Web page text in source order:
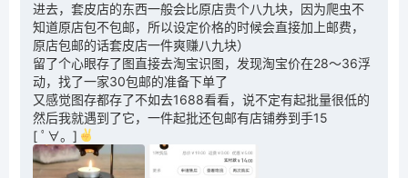
进去，套皮店的东西一般会比原店贵个八九块，因为爬虫不
知道原店包不包邮，所以设定价格的时候会直接加上邮费，
原店包邮的话套皮店一件爽赚八九块）
留了个心眼存了图直接去淘宝识图，发现淘宝价在28～36浮
动，找了一家30包邮的准备下单了
又感觉图存都存了不如去1688看看，说不定有起批量很低的
然后我就遇到了它，一件起批还包邮有店铺券到手15
[ ﾟ∀。]